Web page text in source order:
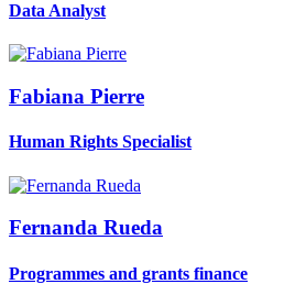
Data Analyst
Fabiana Pierre
Human Rights Specialist
Fernanda Rueda
Programmes and grants finance